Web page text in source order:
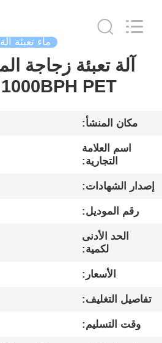
الصفحة
الرئيسية
منتجات
معلومات
عنا
جولة
المعمل
مراقبة
الجودة
Machinery
ماء تعبئة آلة
آلة تعبئة زجاجة
1000BPH PET اقتصادية
مكان المنشأ:
اسم العلامة
التجارية:
إصدار الشهادات:
رقم الموديل:
الحد الأدنى
لكمية:
الأسعار:
تفاصيل التغليف:
وقت التسليم: